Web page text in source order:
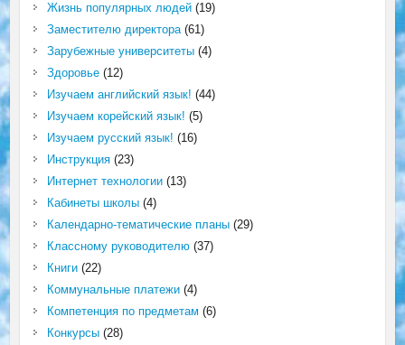
Жизнь популярных людей(19)
Заместителю директора(61)
Зарубежные университеты(4)
Здоровье(12)
Изучаем английский язык! (44)
Изучаем корейский язык! (5)
Изучаем русский язык! (16)
Инструкция(23)
Интернет технологии(13)
Кабинеты школы(4)
Календарно-тематические планы(29)
Классному руководителю(37)
Книги(22)
Коммунальные платежи(4)
Компетенция по предметам (6)
Конкурсы(28)